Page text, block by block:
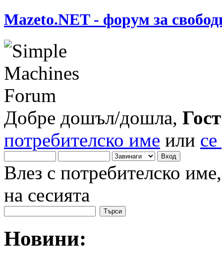
Mazeto.NET - форум за
Добре дошъл/дошла, Гост
потребителско име или
Влез с потребителско
на сесията
Новини: